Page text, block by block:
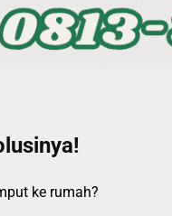
ke rumah?